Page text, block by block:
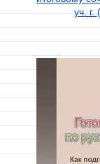
уч. г.